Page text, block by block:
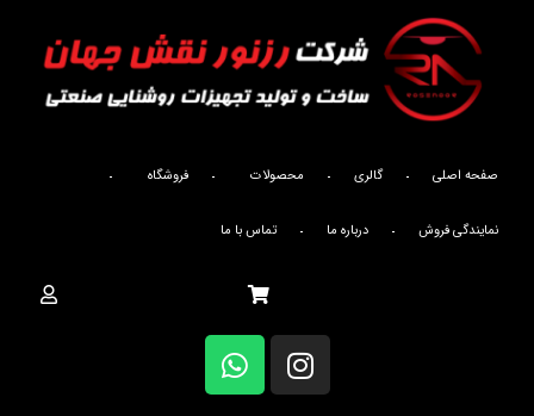
صفحه اصلی گالری محصولات فروشگاه
نمایندگی فروش درباره ما تماس با ما